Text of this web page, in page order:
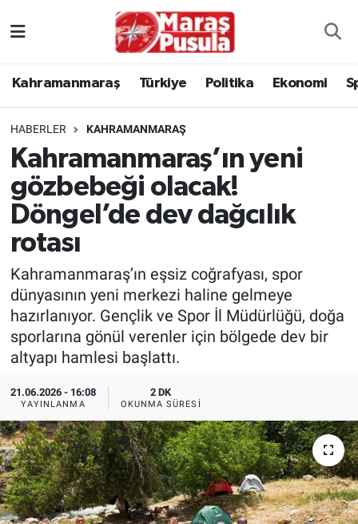
Kahramanmaraş Türkiye Politika Ekonomi
HABERLER KAHRAMANMARAŞ
Kahramanmaraş’ın yeni
gözbebeği olacak!
Döngel’de dev dağcılık
rotası
Kahramanmaraş’ın eşsiz coğrafyası, spor
dünyasının yeni merkezi haline gelmeye
hazırlanıyor. Gençlik ve Spor İl Müdürlüğü, doğa
sporlarına gönül verenler için bölgede dev bir
altyapı hamlesi başlattı.
21.06.2026 - 16:08
YAYINLANMA
2 DK
OKUNMA SÜRESI
Politika
Ekonomi
Kültür Sanat
Sağlık
TEKNOLOJİ
Dünya
İlçeler
MAGAZİN
İstanbul Trafik Yoğunluk Haritası
Süper Lig Puan Durumu ve Fikstür
Tüm Manşetler
Son Dakika Haberleri
Haber Arşivi